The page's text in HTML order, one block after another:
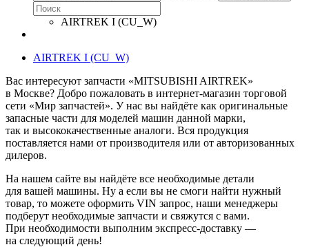
AIRTREK I (CU_W)
AIRTREK I (CU_W)
Вас интересуют запчасти «MITSUBISHI AIRTREK»
в Москве? Добро пожаловать в интернет-магазин торговой
сети «Мир запчастей». У нас вы найдёте как оригинальные
запасные части для моделей машин данной марки,
так и высококачественные аналоги. Вся продукция
поставляется нами от производителя или от авторизованных
дилеров.
На нашем сайте вы найдёте все необходимые детали
для вашей машины. Ну а если вы не смоги найти нужный
товар, то можете оформить VIN запрос, наши менеджеры
подберут необходимые запчасти и свяжутся с вами.
При необходимости выполним экспресс-доставку —
на следующий день!